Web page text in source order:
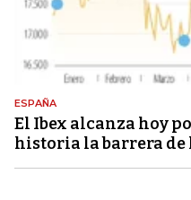
ESPAÑA
El Ibex alcanza hoy
historia la barrera de